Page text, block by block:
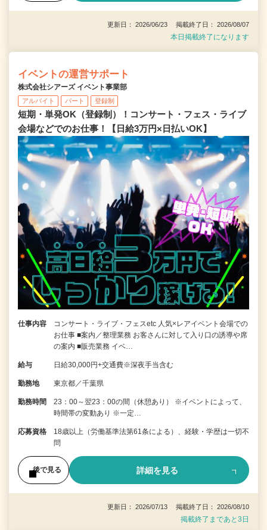
更新日： 2026/06/23 掲載終了日： 2026/08/07
本日掲載終了になります
イベントの運営サポート
株式会社シアーズ イベント事業部
アルバイト パート 登録制
短期・単発OK（登録制）！コンサート・フェス・ライブ
会場などでのお仕事！【日給3万円×日払いOK】
仕事内容
コンサート・ライブ・フェスetc 人気×レアイベント会場での
お仕事 ■案内／整理業務 お客さんに対して入り口の誘導や席
の案内 ■販売業務 イベ…
給与 日給30,000円+交通費※深夜手当含む
勤務地 東京都／千葉県
勤務時間
23：00～翌23：00の間（休憩あり） ※イベントによって、
時間帯の変動あり ※一定…
応募資格
18歳以上（労働基準法第61条による）、経験・学歴は一切不
問
後で見る 詳細を見る
更新日： 2026/07/13 掲載終了日： 2026/08/10
掲載終了まであと3日